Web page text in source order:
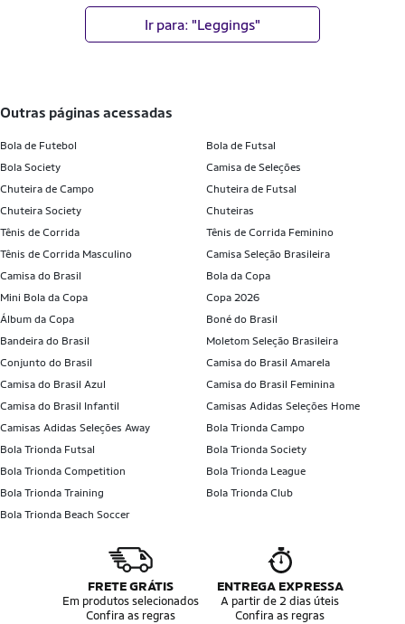
Ir para: "Leggings"
outras páginas acessadas
Bola de Futebol
Bola de Futsal
Bola Society
Camisa de Seleções
Chuteira de Campo
Chuteira de Futsal
Chuteira Society
Chuteiras
Tênis de Corrida
Tênis de Corrida Feminino
Tênis de Corrida Masculino
Camisa Seleção Brasileira
Camisa do Brasil
Bola da Copa
Mini Bola da Copa
Copa 2026
Álbum da Copa
Boné do Brasil
Bandeira do Brasil
Moletom Seleção Brasileira
Conjunto do Brasil
Camisa do Brasil Amarela
Camisa do Brasil Azul
Camisa do Brasil Feminina
Camisa do Brasil Infantil
Camisas Adidas Seleções Home
Camisas Adidas Seleções Away
Bola Trionda Campo
Bola Trionda Futsal
Bola Trionda Society
Bola Trionda Competition
Bola Trionda League
Bola Trionda Training
Bola Trionda Club
Bola Trionda Beach Soccer
FRETE GRÁTIS
Em produtos selecionados
Confira as regras
ENTREGA EXPRESSA
A partir de 2 dias úteis
Confira as regras